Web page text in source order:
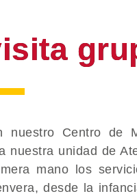
nuestro Centro ​de
nuestra unidad de
mano los
desde la